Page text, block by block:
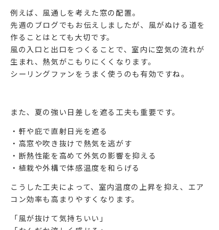
例えば、風通しを考えた窓の配置。
先週のブログでもお伝えしましたが、風がぬける道を
作ることはとても大切です。
風の入口と出口をつくることで、室内に空気の流れが
生まれ、熱気がこもりにくくなります。
シーリングファンをうまく使うのも有効ですね。
また、夏の強い日差しを遮る工夫も重要です。
・軒や庇で直射日光を遮る
・高窓や吹き抜けで熱気を逃がす
・断熱性能を高めて外気の影響を抑える
・植栽や外構で体感温度を和らげる
こうした工夫によって、室内温度の上昇を抑え、エア
コン効率も高まりやすくなります。
「風が抜けて気持ちいい」